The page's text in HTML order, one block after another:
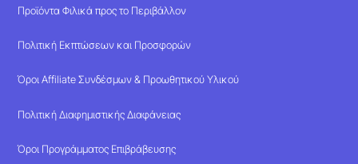
Προϊόντα Φιλικά προς το Περιβάλλον
Πολιτική Εκπτώσεων και Προσφορών
Όροι Affiliate Συνδέσμων & Προωθητικού Υλικού
Πολιτική Διαφημιστικής Διαφάνειας
Όροι Προγράμματος Επιβράβευσης